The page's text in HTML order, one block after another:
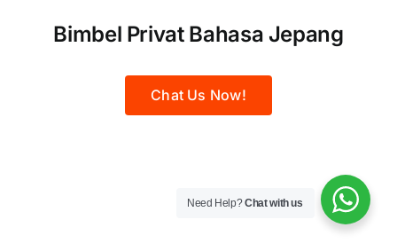
Bimbel Privat Bahasa Jepang
Chat Us Now!
Need Help?Chat with us